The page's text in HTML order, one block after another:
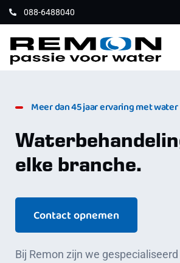
088-6488040
Meer dan 45 jaar ervaring met water
elke branche.
Contact opnemen
Bij Remon zijn we gespecialiseerd